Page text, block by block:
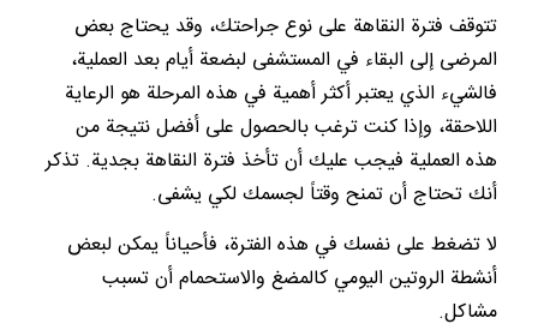
تتوقف فترة النقاهة على نوع جراحتك، وقد يحتاج بعض
المرضى إلى البقاء في المستشفى لبضعة أيام بعد العملية،
فالشيء الذي يعتبر أكثر أهمية في هذه المرحلة هو الرعاية
اللاحقة، وإذا كنت ترغب بالحصول على أفضل نتيجة من
هذه العملية فيجب عليك أن تأخذ فترة النقاهة بجدية. تذكر
أنك تحتاج أن تمنح وقتاً لجسمك لكي يشفى.
لا تضغط على نفسك في هذه الفترة، فأحياناً يمكن لبعض
أنشطة الروتين اليومي كالمضغ والاستحمام أن تسبب
مشاكل.